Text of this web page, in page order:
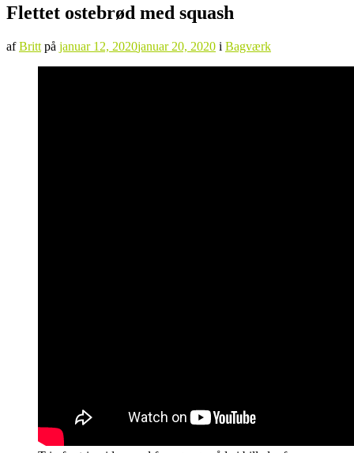
Flettet ostebrød med squash
afBritt på januar 12, 2020januar 20, 2020 i Bagværk